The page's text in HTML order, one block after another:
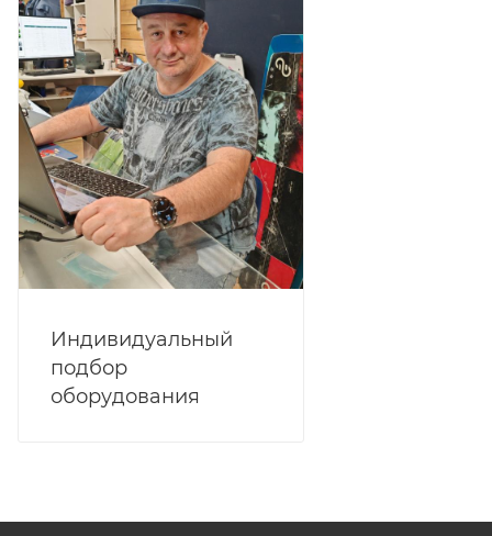
Индивидуальный
подбор
оборудования